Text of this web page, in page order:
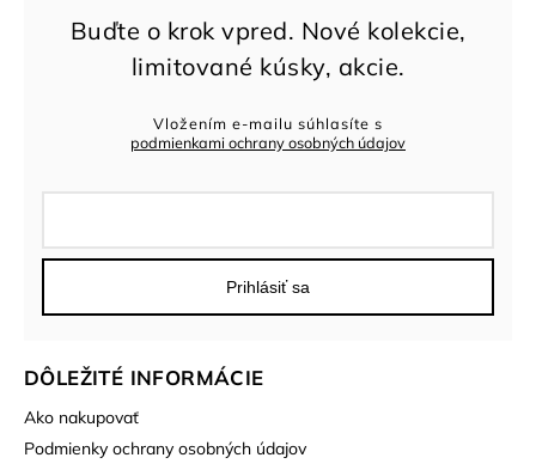
DÔLEŽITÉ INFORMÁCIE
Ako nakupovať
Podmienky ochrany osobných údajov
Vložením e-mailu súhlasíte s
podmienkami ochrany osobných údajov
Prihlásiť sa